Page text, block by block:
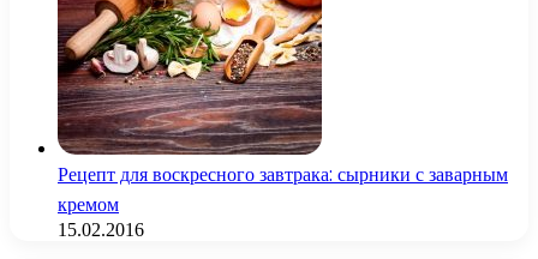
Рецепт для воскресного завтрака: сырники с заварным
кремом
15.02.2016